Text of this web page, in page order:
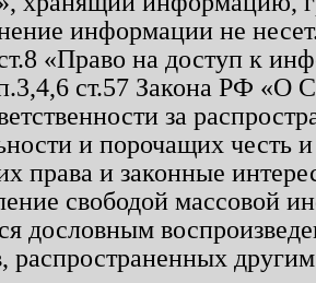
информации не
«Право на доступ к
ст.57 Закона РФ «О
за
и порочащих честь
права и законные
свободой массовой
дословным
распространенных